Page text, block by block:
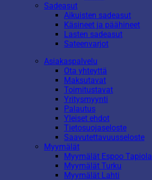
Sadeasut
Aikuisten sadeasut
Käsineet ja päähineet
Lasten sadeasut
Sateenvarjot
Asiakaspalvelu
Ota yhteyttä
Maksutavat
Toimitustavat
Yritysmyynti
Palautus
Yleiset ehdot
Tietosuojaseloste
Saavutettavuusseloste
Myymälät
Myymälät Espoo Tapiola
Myymälät Turku
Myymälät Lahti